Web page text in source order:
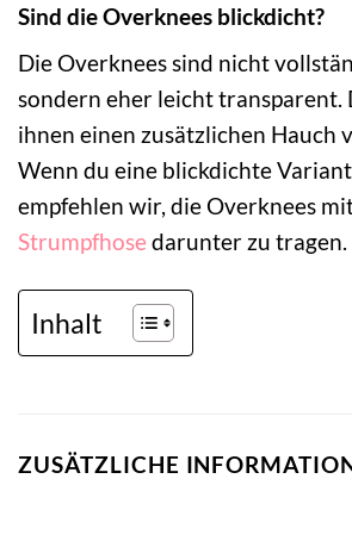
Sind die Overknees blickdicht?
Die Overknees sind nicht
sondern eher leicht transparent.
ihnen einen zusätzlichen Hauch
Wenn du eine blickdichte
empfehlen wir, die Overknees
Strumpfhose darunter zu tragen.
Inhalt
ZUSÄTZLICHE